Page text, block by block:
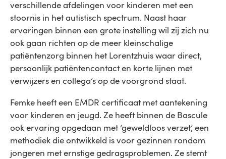
verschillende afdelingen voor kinderen met een
stoornis in het autistisch spectrum. Naast haar
ervaringen binnen een grote instelling wil zij zich nu
ook gaan richten op de meer kleinschalige
patiëntenzorg binnen het Lorentzhuis waar direct,
persoonlijk patiëntencontact en korte lijnen met
verwijzers en collega’s op de voorgrond staat.
Femke heeft een EMDR certificaat met aantekening
voor kinderen en jeugd. Ze heeft binnen de Bascule
ook ervaring opgedaan met ‘geweldloos verzet’, een
methodiek die ontwikkeld is voor gezinnen rondom
jongeren met ernstige gedragsproblemen. Ze stemt